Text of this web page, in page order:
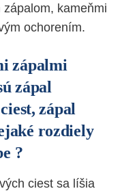
kameňmi
ochorením.
zápalmi
zápal
zápal
rozdiely
?
ciest sa líšia